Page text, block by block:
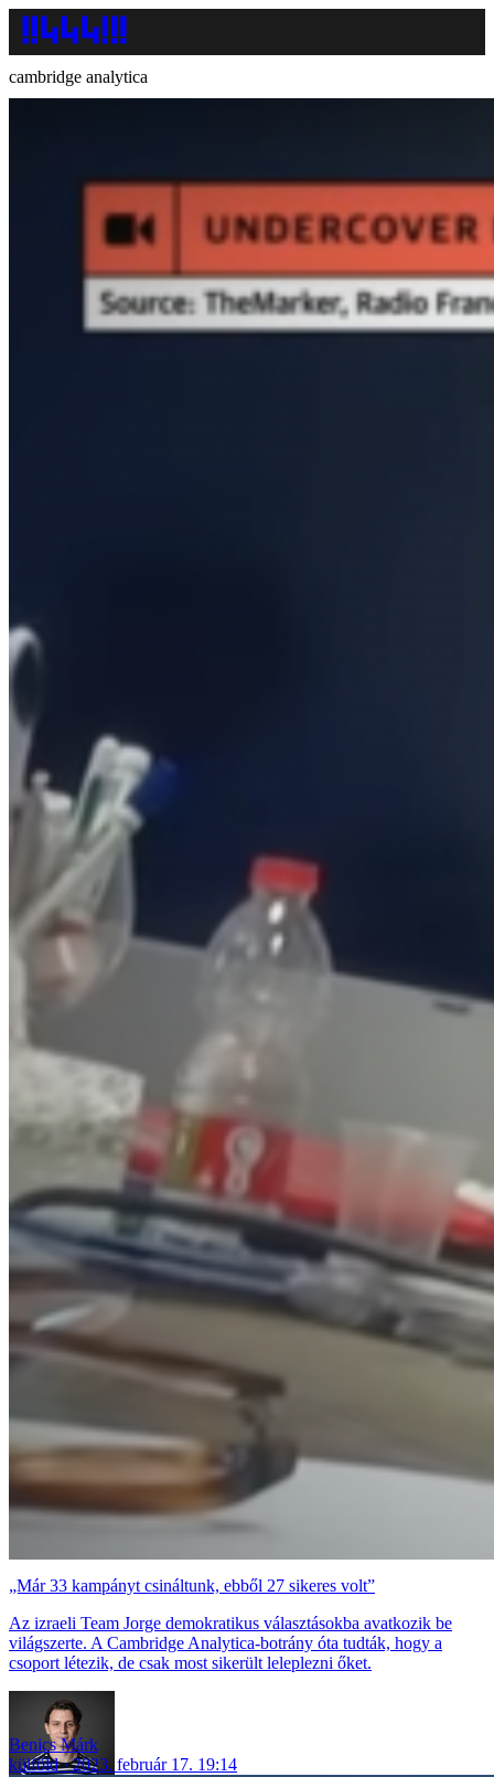
cambridge analytica
„Már 33 kampányt csináltunk, ebből 27 sikeres volt”
Az izraeli Team Jorge demokratikus választásokba avatkozik be
világszerte. A Cambridge Analytica-botrány óta tudták, hogy a
csoport létezik, de csak most sikerült leleplezni őket.
Benics Márk
külföld
2023. február 17. 19:14